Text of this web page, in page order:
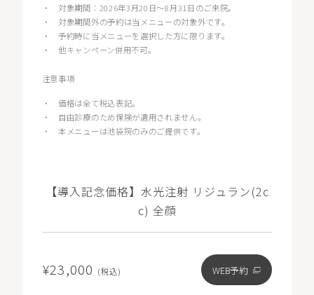
・ 対象期間：2026年3月20日〜8月31日のご来院。
・ 対象期間外の予約は当メニューの対象外です。
・予約時に当メニューを選択した方に限ります。
・他キャンペーン併用不可。
注意事項
・価格は全て税込表記。
・
自由診療のため保険が適用されません。
・本メニューは池袋院のみのご提供です。
【導入記念価格】水光注射 リジュラン(2c
c) 全顔
¥23,000 (税込) WEB予約